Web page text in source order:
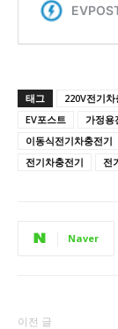
태그 220V전기차
EV포스트
가정용
이동식전기차충전기
전기차충전기
전
Naver
이전 글